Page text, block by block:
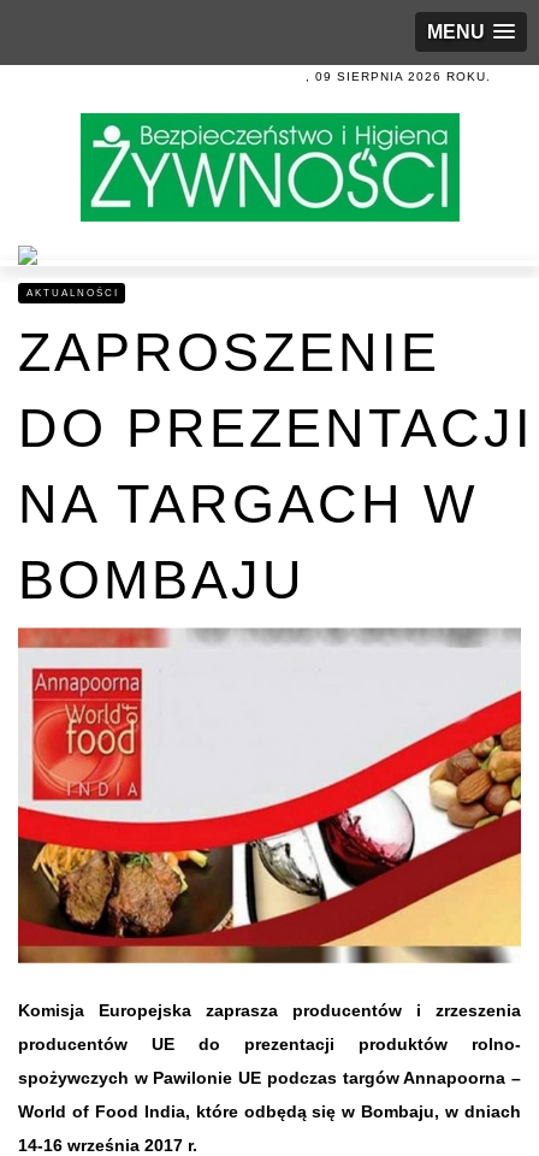
MENU
, 09 SIERPNIA 2026 ROKU.
AKTUALNOŚCI
ZAPROSZENIE
DO PREZENTACJI
NA TARGACH W
BOMBAJU
Komisja Europejska zaprasza producentów i zrzeszenia
producentów UE do prezentacji produktów rolno-
spożywczych w Pawilonie UE podczas targów Annapoorna –
World of Food India, które odbędą się w Bombaju, w dniach
14-16 września 2017 r.